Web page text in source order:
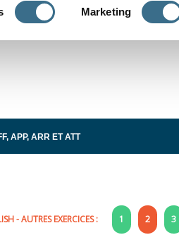
Marketing
APP, ARR ET ATT
- AUTRES EXERCICES : 1 2 3